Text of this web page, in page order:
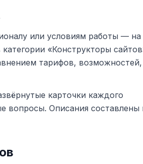
или условиям работы — на
категории «Конструкторы
тарифов, возможностей,
карточки каждого
вопросы. Описания составлены